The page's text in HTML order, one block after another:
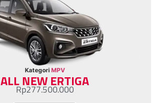
Kategori MPV
ALL NEW ERTIGA
Rp277.500.000